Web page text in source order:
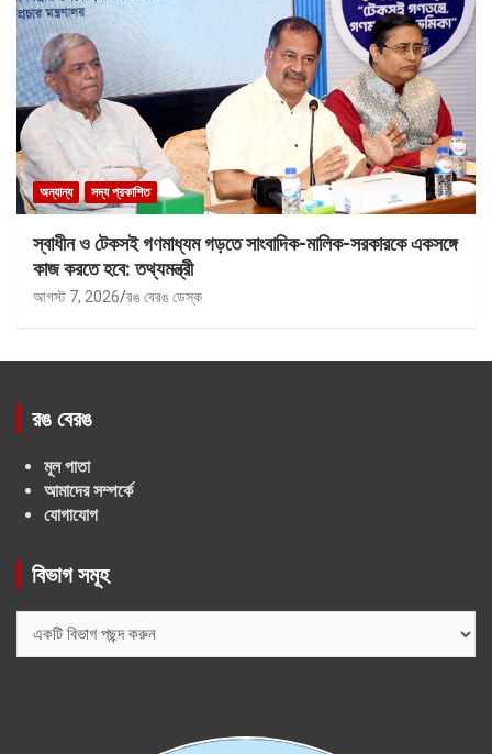
অন্যান্য সদ্য প্রকাশিত
স্বাধীন ও টেকসই গণমাধ্যম গড়তে সাংবাদিক-মালিক-সরকারকে একসঙ্গে
কাজ করতে হবে: তথ্যমন্ত্রী
আগস্ট 7, 2026 রঙ বেরঙ ডেস্ক
রঙ বেরঙ
মূল পাতা
আমাদের সম্পর্কে
যোগাযোগ
বিভাগ সমূহ